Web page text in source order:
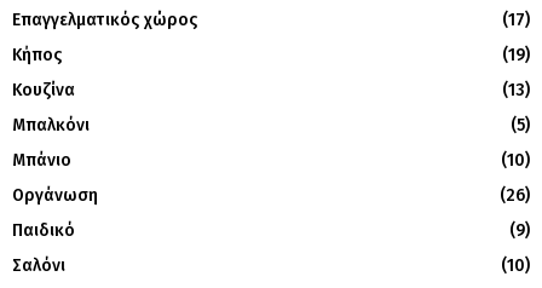
Επαγγελματικός χώρος
(17)
Κήπος
(19)
Κουζίνα
(13)
Μπαλκόνι
(5)
Μπάνιο
(10)
Οργάνωση
(26)
Παιδικό
(9)
Σαλόνι
(10)